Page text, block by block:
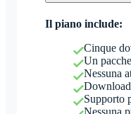
Il piano include:
Cinque
Un
Nessuna
Supporto
Nessuna